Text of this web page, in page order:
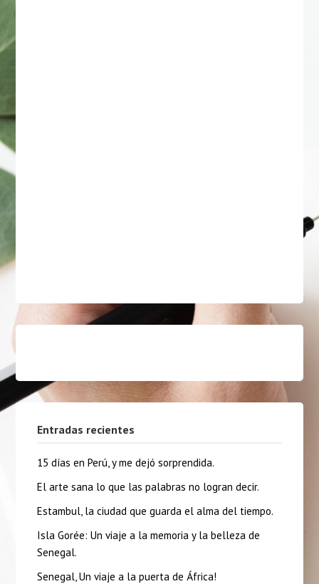
Entradas recientes
15 días en Perú, y me dejó sorprendida.
El arte sana lo que las palabras no logran decir.
Estambul, la ciudad que guarda el alma del tiempo.
Isla Gorée: Un viaje a la memoria y la belleza de
Senegal.
Senegal, Un viaje a la puerta de África!